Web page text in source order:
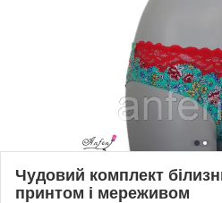
Чудовий комплект
принтом і мереживом